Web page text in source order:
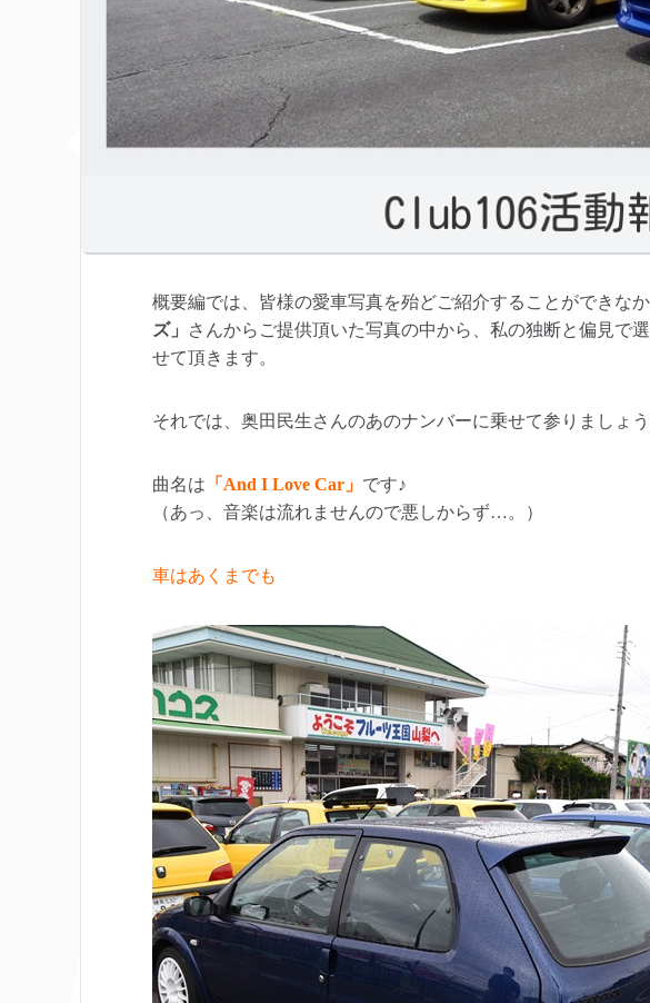
概要編では、皆様の愛車写真を殆どご紹介することができな
ズ」
さんからご提供頂いた写真の中から、私の独断と偏見で
せて頂きます。
それでは、奥田民生さんのあのナンバーに乗せて参りましょ
曲名は 「And I Love Car」 です♪
（あっ、音楽は流れませんので悪しからず…。）
車はあくまでも